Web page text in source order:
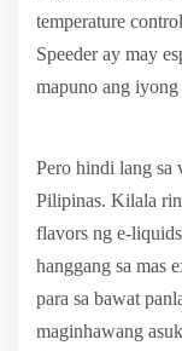
temperature
Speeder ay may
mapuno ang
Pero hindi lang sa
Pilipinas. Kilala
flavors ng e-
hanggang sa mas
para sa bawat
maginhawang